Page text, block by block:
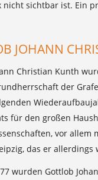
nicht sichtbar ist. Ein
JOHANN
Christian Kunth
der
für den großen
vor allem
das er
wurden Gottlob